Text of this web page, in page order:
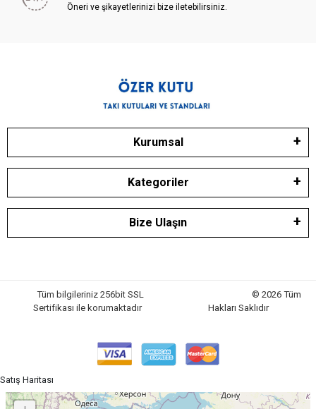
Öneri ve şikayetlerinizi bize iletebilirsiniz.
Kurumsal
Kategoriler
Bize Ulaşın
Tüm bilgileriniz 256bit SSL
Sertifikası ile korumaktadır
© 2026 Tüm
Hakları Saklıdır
Satış Haritası